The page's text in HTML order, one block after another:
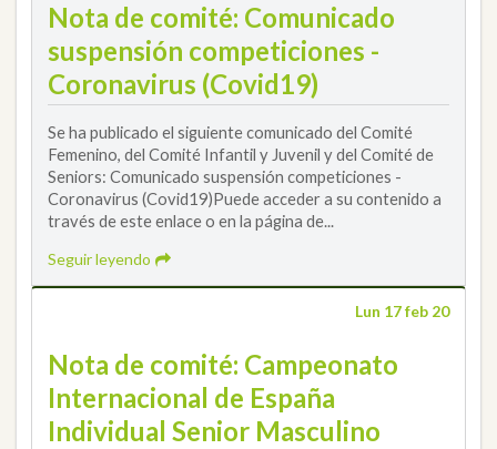
Nota de comité: Comunicado
suspensión competiciones -
Coronavirus (Covid19)
Se ha publicado el siguiente comunicado del Comité
Femenino, del Comité Infantil y Juvenil y del Comité de
Seniors: Comunicado suspensión competiciones -
Coronavirus (Covid19)Puede acceder a su contenido a
través de este enlace o en la página de...
Seguir leyendo
Lun 17 feb 20
Nota de comité: Campeonato
Internacional de España
Individual Senior Masculino